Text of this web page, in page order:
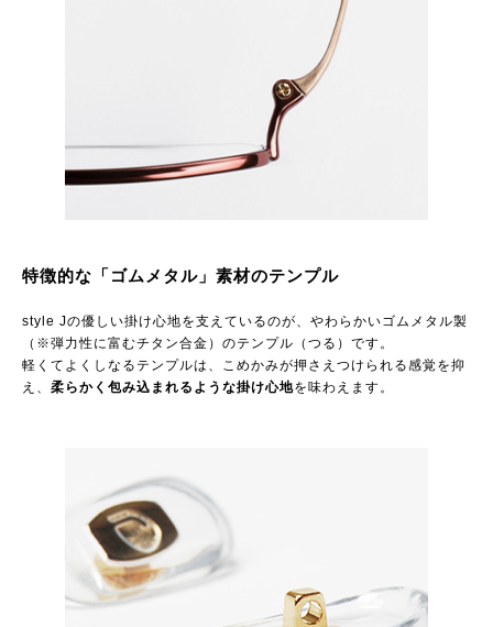
特徴的な「ゴムメタル」素材のテンプル
style Jの優しい掛け心地を支えているのが、やわらかいゴムメタル製
（※弾力性に富むチタン合金）のテンプル（つる）です。
軽くてよくしなるテンプルは、こめかみが押さえつけられる感覚を抑
え、 柔らかく包み込まれるような掛け心地を味わえます。